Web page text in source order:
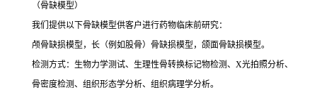
（骨缺模型）
我们提供以下骨缺模型供客户进行药物临床前研究：
颅骨缺损模型，长（例如股骨）骨缺损模型，颌面骨缺损模型。
检测方式：生物力学测试、生理性骨转换标记物检测、X光拍照分析、
骨密度检测、组织形态学分析、组织病理学分析。